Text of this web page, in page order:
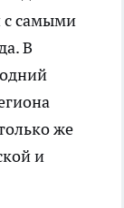
с самыми
В
же
и